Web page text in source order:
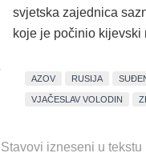
svjetska zajednica
koje je počinio kijevski
AZOV RUSIJA
VJAČESLAV VOLODIN
Stavovi izneseni u